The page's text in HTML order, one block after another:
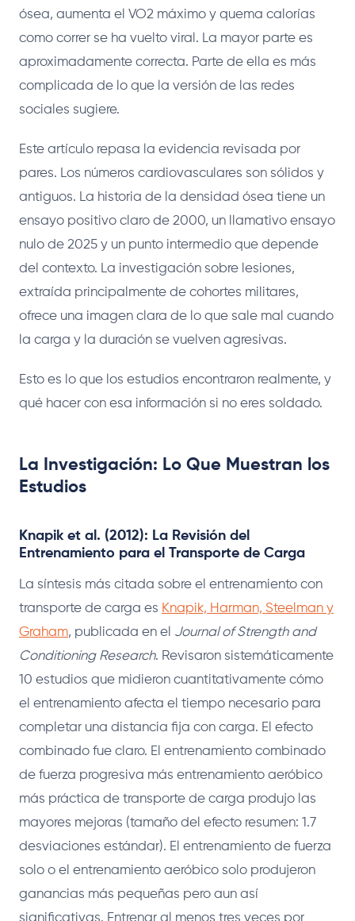
ósea, aumenta el VO2 máximo y quema calorías
como correr se ha vuelto viral. La mayor parte es
aproximadamente correcta. Parte de ella es más
complicada de lo que la versión de las redes
sociales sugiere.
Este artículo repasa la evidencia revisada por
pares. Los números cardiovasculares son sólidos y
antiguos. La historia de la densidad ósea tiene un
ensayo positivo claro de 2000, un llamativo ensayo
nulo de 2025 y un punto intermedio que depende
del contexto. La investigación sobre lesiones,
extraída principalmente de cohortes militares,
ofrece una imagen clara de lo que sale mal cuando
la carga y la duración se vuelven agresivas.
Esto es lo que los estudios encontraron realmente, y
qué hacer con esa información si no eres soldado.
La Investigación: Lo Que Muestran los
Estudios
Knapik et al. (2012): La Revisión del
Entrenamiento para el Transporte de Carga
La síntesis más citada sobre el entrenamiento con
transporte de carga es Knapik, Harman, Steelman y
Graham, publicada en el Journal of Strength and
Conditioning Research. Revisaron sistemáticamente
10 estudios que midieron cuantitativamente cómo
el entrenamiento afecta el tiempo necesario para
completar una distancia fija con carga. El efecto
combinado fue claro. El entrenamiento combinado
de fuerza progresiva más entrenamiento aeróbico
más práctica de transporte de carga produjo las
mayores mejoras (tamaño del efecto resumen: 1.7
desviaciones estándar). El entrenamiento de fuerza
solo o el entrenamiento aeróbico solo produjeron
ganancias más pequeñas pero aun así
significativas. Entrenar al menos tres veces por